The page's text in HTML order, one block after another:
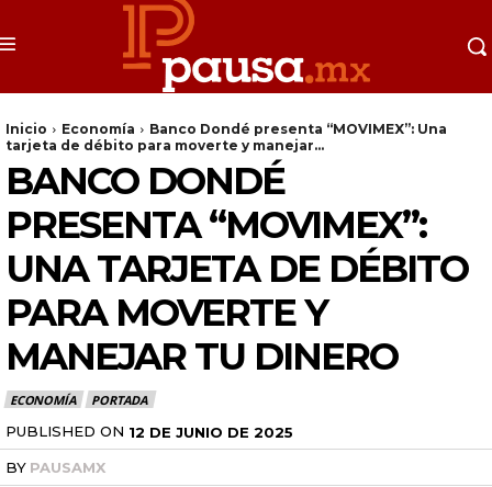
Inicio Economía
Banco Dondé presenta “MOVIMEX”: Una
tarjeta de débito para moverte y manejar...
BANCO DONDÉ
PRESENTA “MOVIMEX”:
UNA TARJETA DE DÉBITO
PARA MOVERTE Y
MANEJAR TU DINERO
ECONOMÍA PORTADA
PUBLISHED ON 12 DE JUNIO DE 2025
BY PAUSAMX